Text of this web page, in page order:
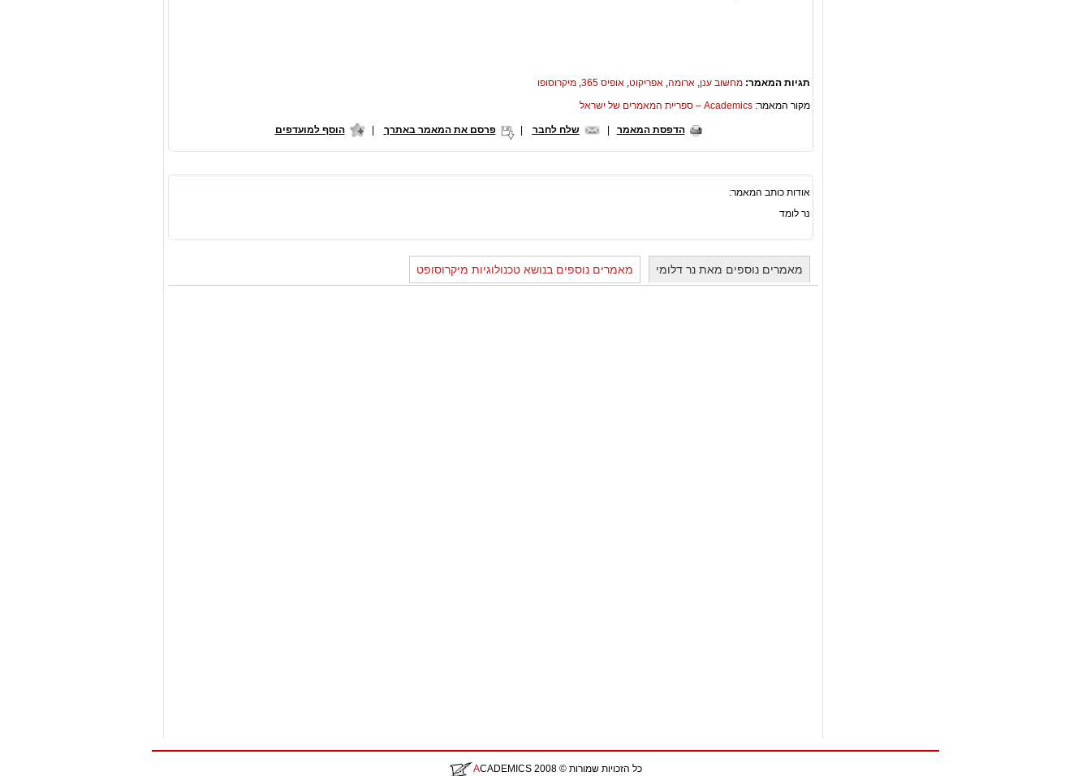
תגיות המאמר: מחשוב ענן, ארומה, אפריקוט, אופיס 365 , מיקרוסופו
מקור המאמר: Academics – ספריית המאמרים של ישראל
הדפסת המאמר שלח לחבר פרסם את המאמר באתרך | הוסף למועדפים
אודות כותב המאמר:
נר לומד
מאמרים נוספים מאת נר דלומי מאמרים נוספים בנושא טכנולוגיות מיקרוסופט
כל הזכויות שמורות © 2008
ACADEMICS